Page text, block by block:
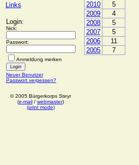
Links
Login:
Nick:
Passwort:
Anmeldung merken
Neuer Benutzer
Passwort vergessen?
© 2005 Bürgerkorps Steyr
(e-mail / webmaster)
(print mode)
2010
5
2009
4
2008
5
2007
5
2006
11
2005
7